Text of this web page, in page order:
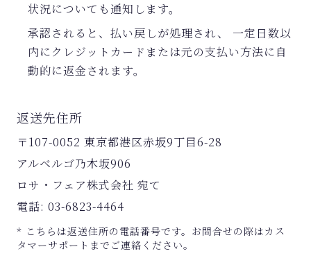
状況についても通知します。
承認されると、払い戻しが処理され、 一定日数以
内にクレジットカードまたは元の支払い方法に自
動的に返金されます。
返送先住所
〒107-0052 東京都港区赤坂9丁目6-28
アルベルゴ乃木坂906
ロサ・フェア株式会社 宛て
電話: 03-6823-4464
* こちらは返送住所の電話番号です。お問合せの際はカス
タマーサポートまでご連絡ください。